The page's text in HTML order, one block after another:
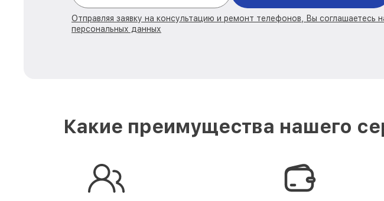
Отправляя заявку на консультацию и ремонт телефонов, Вы соглашаетесь
персональных данных
Какие преимущества нашего